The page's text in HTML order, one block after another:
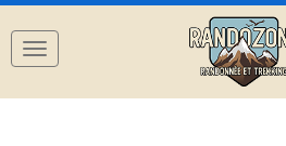
Navigation